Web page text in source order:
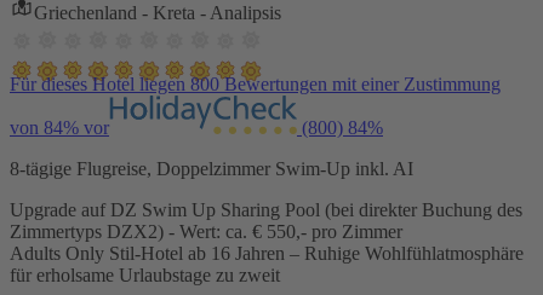
Griechenland - Kreta - Analipsis
Für dieses Hotel liegen 800 Bewertungen mit einer Zustimmung
von 84% vor (800) 84%
8-tägige Flugreise, Doppelzimmer Swim-Up inkl. AI
Upgrade auf DZ Swim Up Sharing Pool (bei direkter Buchung des
Zimmertyps DZX2) - Wert: ca. € 550,- pro Zimmer
Adults Only Stil-Hotel ab 16 Jahren – Ruhige Wohlfühlatmosphäre
für erholsame Urlaubstage zu zweit